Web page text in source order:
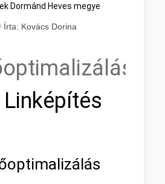
Dormánd Heves megye
Írta: Kovács Dorina
Linképítés